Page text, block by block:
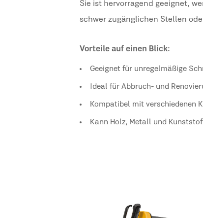
Sie ist hervorragend geeignet,
schwer zugänglichen Stellen
Vorteile auf einen Blick:
Geeignet für unregelmäßige
Ideal für Abbruch- und
Kompatibel mit verschiedenen
Kann Holz, Metall und